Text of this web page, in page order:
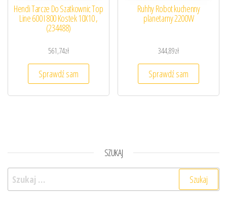
Hendi Tarcze Do Szatkownic Top
Line 600 I 800 Kostek 10X10 ,
(234488)
561,74zł
Sprawdź sam
Ruhhy Robot kuchenny
planetarny 2200W
344,89zł
Sprawdź sam
SZUKAJ
Szukaj: